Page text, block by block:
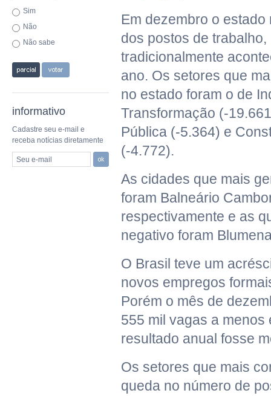
Sim
Não
Não sabe
informativo
Cadastre seu e-mail e
receba notícias diretamente
Seu e-mail
Em dezembro o
dos postos de trabalho,
tradicionalmente
ano. Os setores que
no estado foram o de
Transformação (-
Pública (-5.364) e
(-4.772).
As cidades que mais
foram Balneário
respectivamente e as
negativo foram
O Brasil teve um
novos empregos
Porém o mês de
555 mil vagas a menos
resultado anual fosse
Os setores que mais
queda no número de